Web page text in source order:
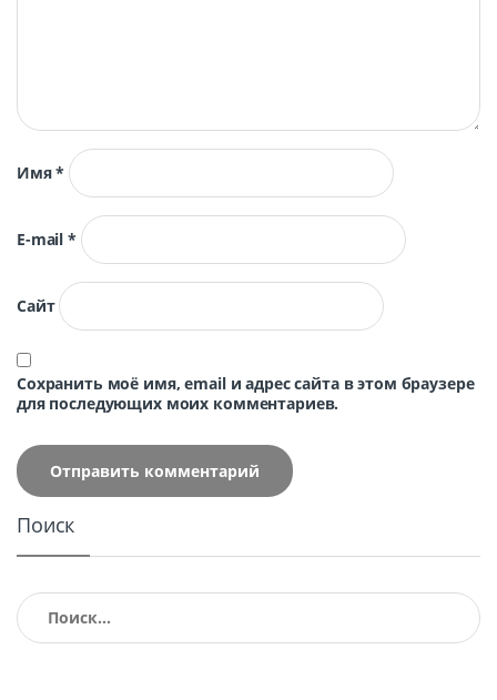
Имя*
E-mail*
Сайт
Сохранить моё имя, email и адрес сайта в этом браузере
для последующих моих комментариев.
Поиск
Найти: